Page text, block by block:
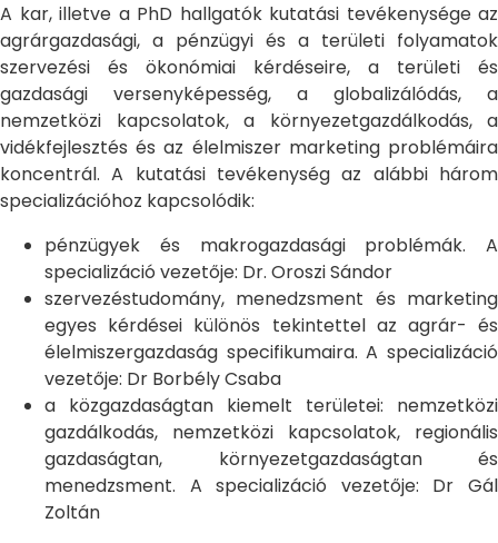
A kar, illetve a PhD hallgatók kutatási tevékenysége az
agrárgazdasági, a pénzügyi és a területi folyamatok
szervezési és ökonómiai kérdéseire, a területi és
gazdasági versenyképesség, a globalizálódás, a
nemzetközi kapcsolatok, a környezetgazdálkodás, a
vidékfejlesztés és az élelmiszer marketing problémáira
koncentrál. A kutatási tevékenység az alábbi három
specializációhoz kapcsolódik:
pénzügyek és makrogazdasági problémák. A
specializáció vezetője: Dr. Oroszi Sándor
szervezéstudomány, menedzsment és marketing
egyes kérdései különös tekintettel az agrár- és
élelmiszergazdaság specifikumaira. A specializáció
vezetője: Dr Borbély Csaba
a közgazdaságtan kiemelt területei: nemzetközi
gazdálkodás, nemzetközi kapcsolatok, regionális
gazdaságtan, környezetgazdaságtan és
menedzsment. A specializáció vezetője: Dr Gál
Zoltán